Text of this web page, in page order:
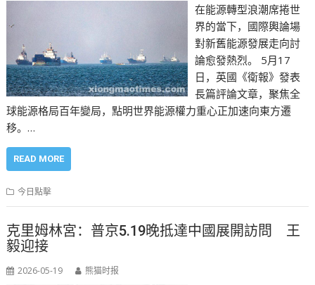
在能源轉型浪潮席捲世
界的當下，國際輿論場
對新舊能源發展走向討
論愈發熱烈。 5月17
日，英國《衛報》發表
長篇評論文章，聚焦全
球能源格局百年變局，點明世界能源權力重心正加速向東方遷
移。…
READ MORE
今日點擊
克里姆林宮：普京5.19晚抵達中國展開訪問 王
毅迎接
2026-05-19 熊猫时报